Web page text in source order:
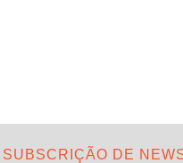
SUBSCRIÇÃO DE